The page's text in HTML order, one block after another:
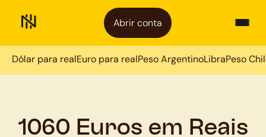
Abrir conta
Dólar para realEuro para realPeso ArgentinoLibraPeso
1060 Euros em Reais